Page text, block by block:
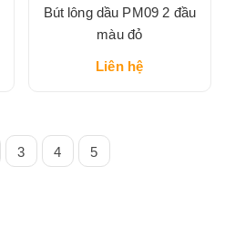
Bút lông dầu PM09 2 đầu
màu đỏ
Liên hệ
3 4 5